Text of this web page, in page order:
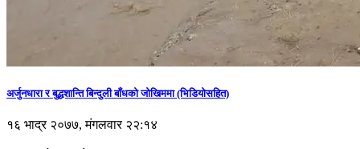
अर्जुनधारा र बुद्धशान्ति बिन्दुली बाँधको जोखिममा (भिडियाेसहित)
१६ भाद्र २०७७, मंगलवार २२:१४